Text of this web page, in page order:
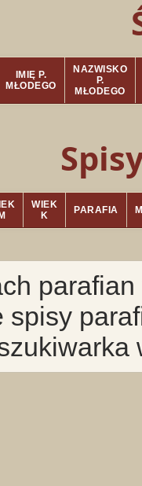
IMIĘ P.
MŁODEGO
NAZWISKO
P.
MŁODEGO
M
WIEK
K
PARAFIA
spisy